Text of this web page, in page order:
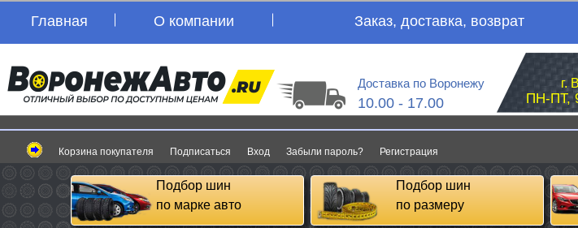
Главная О компании Заказ, доставка, возврат
Доставка по Воронежу
10.00 - 17.00
г.
ПН-ПТ,
Корзина покупателя Подписаться Вход Забыли пароль? Регистрация
Подбор шин
по марке авто
Подбор шин
по размеру